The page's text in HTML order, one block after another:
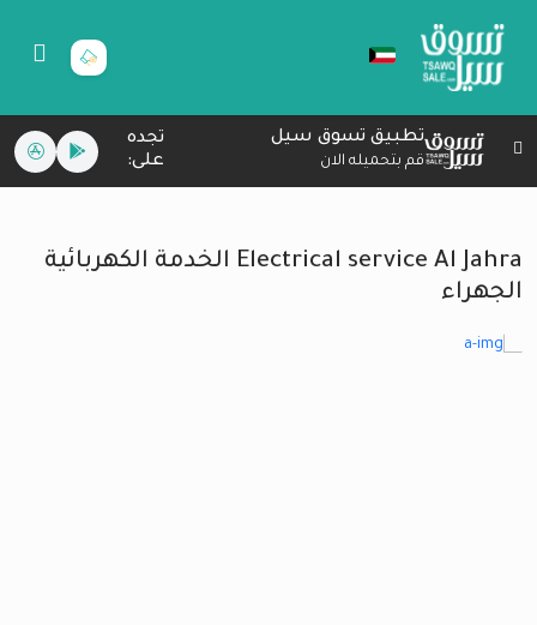
تطبيق تسوق سيل
قم بتحميله الان
تجده
على:
Electrical service Al Jahra الخدمة الكهربائية
الجهراء